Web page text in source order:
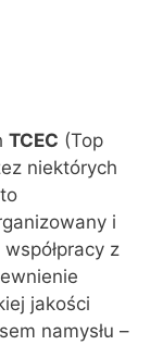
TCEC (Top
niektórych
i
z
jakości
namysłu –